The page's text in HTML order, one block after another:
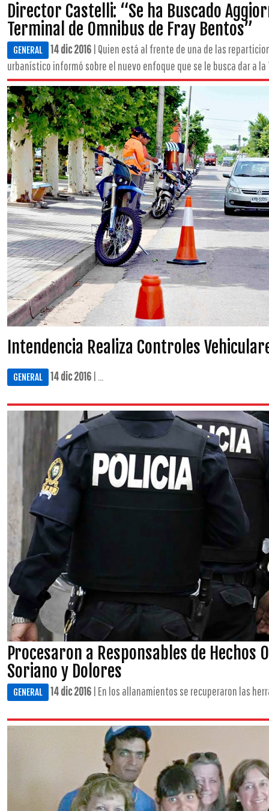
Director Castelli: “Se ha Buscado
Terminal de Omnibus de Fray Bentos”
GENERAL 14 dic 2016 | Quien está al frente de una de las
urbanístico informó sobre el nuevo enfoque que se le busca dar a la
Intendencia Realiza Controles
GENERAL 14 dic 2016 | ...
Procesaron a Responsables de Hechos
Soriano y Dolores
GENERAL 14 dic 2016 | En los allanamientos se recuperaron las